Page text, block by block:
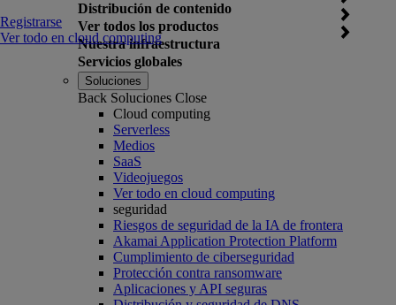
Distribución de contenido
Ver todos los productos
Nuestra infraestructura
Servicios globales
Registrarse
Ver todo en cloud computing
Soluciones
Back Soluciones Close
Cloud computing
Serverless
Medios
SaaS
Videojuegos
Ver todo en cloud computing
seguridad
Riesgos de seguridad de la IA de frontera
Akamai Application Protection Platform
Cumplimiento de ciberseguridad
Protección contra ransomware
Aplicaciones y API seguras